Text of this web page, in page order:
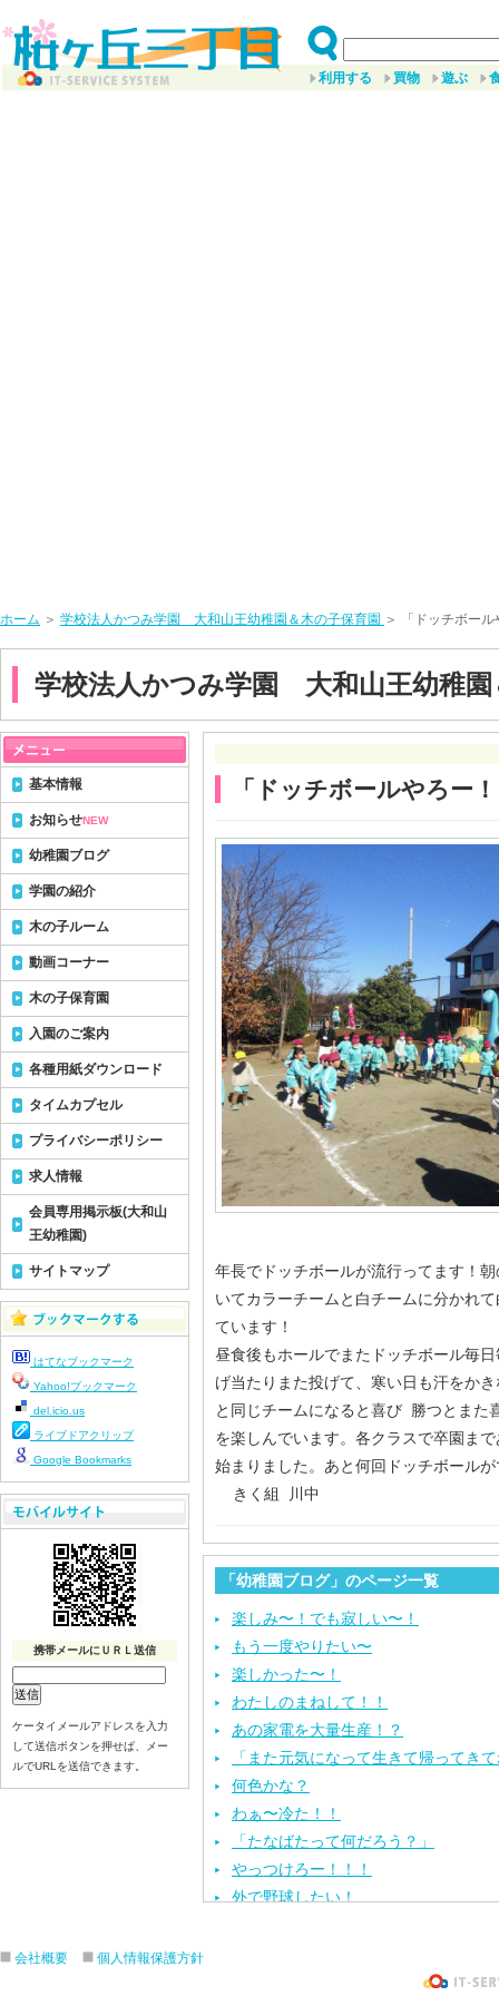
利用する 買物 遊ぶ
ホーム ＞ 学校法人かつみ学園 大和山王幼稚園＆木の子保育園 ＞ 「ドッチボー
学校法人かつみ学園 大和山王幼稚園
「ドッチボールやろー
年長でドッチボールが流行ってます！
いてカラーチームと白チームに分かれ
ています！
昼食後もホールでまたドッチボール毎
げ当たりまた投げて、寒い日も汗をか
と同じチームになると喜び 勝つとまた
を楽しんでいます。各クラスで卒園ま
始まりました。あと何回ドッチボール
きく組 川中
「幼稚園ブログ」のページ一覧
楽しみ〜！でも寂しい〜！
もう一度やりたい〜
楽しかった〜！
わたしのまねして！！
あの家電を大量生産！？
「また元気になって生きて帰ってき
何色かな？
わぁ〜冷た！！
「たなばたって何だろう？」
やっつけろー！！！
外で野球したい！
基本情報
お知らせNEW
幼稚園ブログ
学園の紹介
木の子ルーム
動画コーナー
木の子保育園
入園のご案内
各種用紙ダウンロード
タイムカプセル
プライバシーポリシー
求人情報
会員専用掲示板(大和山
王幼稚園)
サイトマップ
はてなブックマーク
Yahoo!ブックマーク
del.icio.us
ライブドアクリップ
Google Bookmarks
携帯メールにＵＲＬ送信
ケータイメールアドレスを入力
して送信ボタンを押せば、メー
ルでURLを送信できます。
会社概要 個人情報保護方針